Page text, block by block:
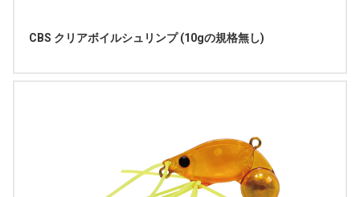
CBS クリアボイルシュリンプ (10gの規格無し)